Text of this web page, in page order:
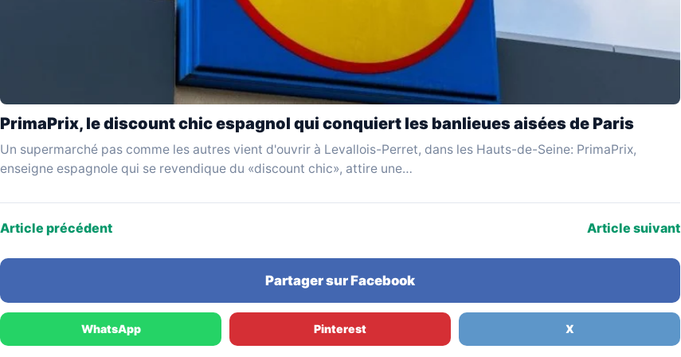
PrimaPrix, le discount chic espagnol qui conquiert les banlieues aisées de Paris
Un supermarché pas comme les autres vient d'ouvrir à Levallois-Perret, dans les Hauts-de-Seine: PrimaPrix,
enseigne espagnole qui se revendique du «discount chic», attire une…
Article précédent Article suivant
Partager sur Facebook
WhatsApp Pinterest X